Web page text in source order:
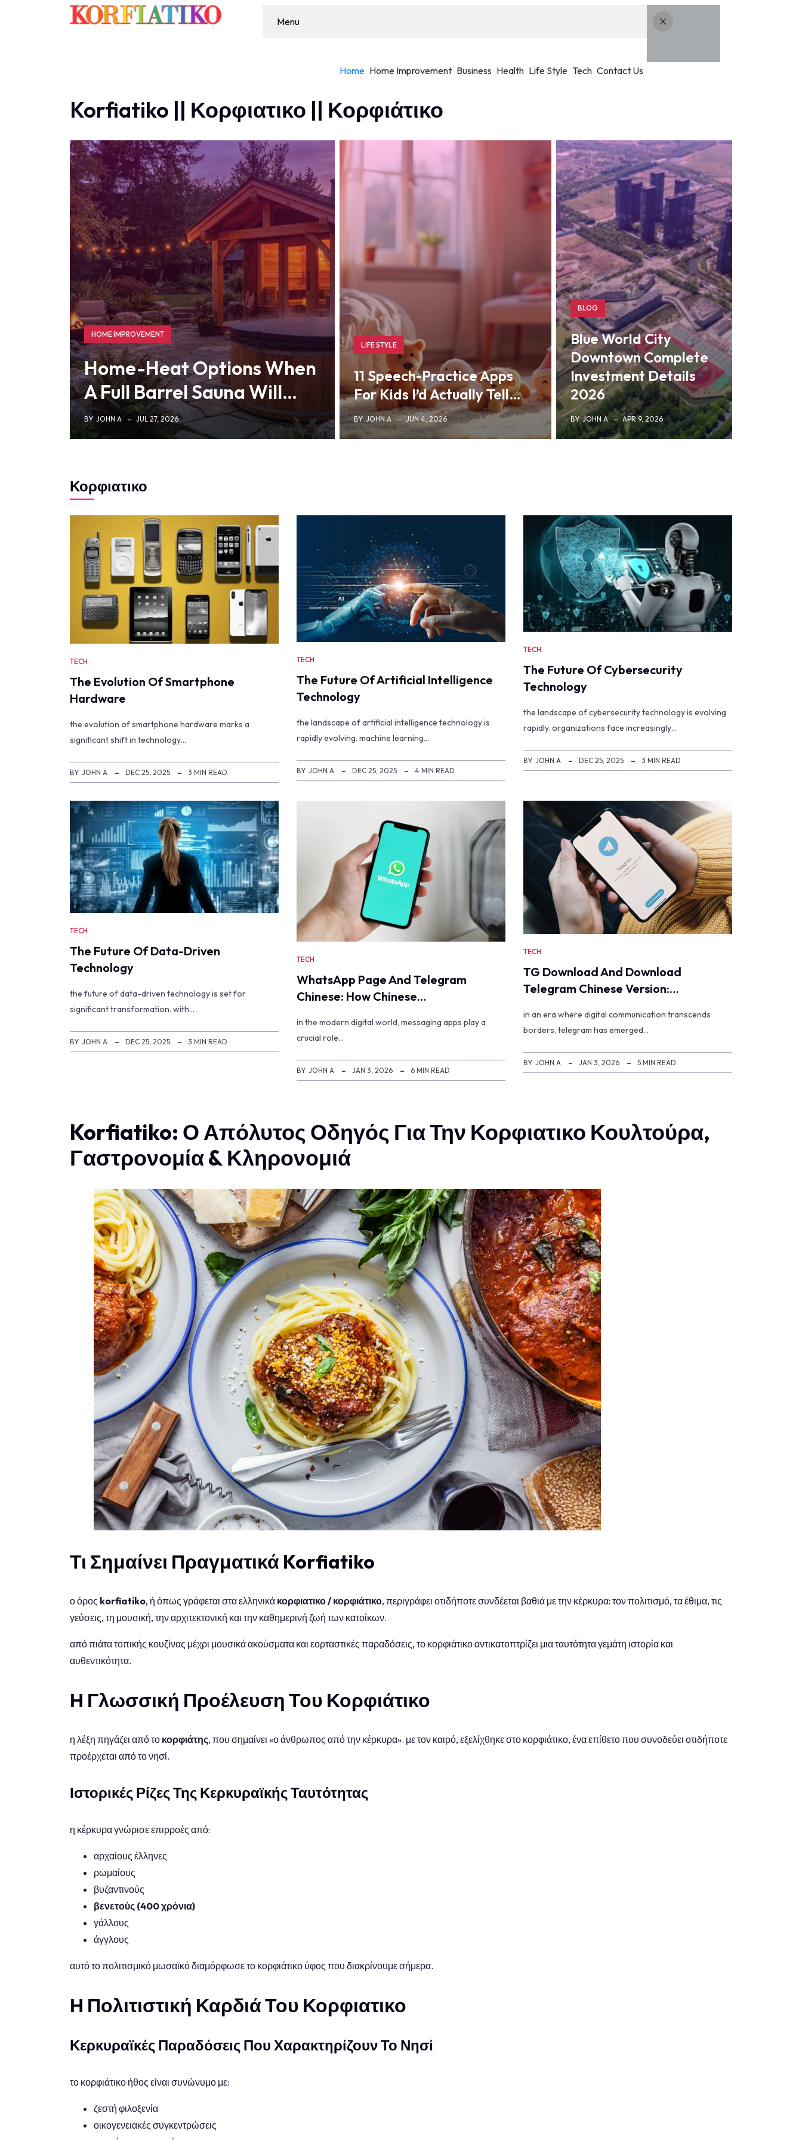
Menu
Home Home Improvement Business Health Life Style Tech Contact Us
Korfiatiko || Κορφιατικο || Κορφιάτικο
HOME IMPROVEMENT
Home-Heat Options When
A Full Barrel Sauna Will…
BY JOHN A JUL 27, 2026
LIFE STYLE
11 Speech-Practice Apps
For Kids I’d Actually Tell…
BY JOHN A JUN 4, 2026
BLOG
Blue World City
Downtown Complete
Investment Details
2026
BY JOHN A APR 9, 2026
Κορφιατικο
TECH
The Evolution Of Smartphone
Hardware
the evolution of smartphone hardware marks a
significant shift in technology…
BY JOHN A DEC 25, 2025 3 MIN READ
TECH
The Future Of Artificial Intelligence
Technology
the landscape of artificial intelligence technology is
rapidly evolving. machine learning…
BY JOHN A DEC 25, 2025 4 MIN READ
TECH
The Future Of Cybersecurity
Technology
the landscape of cybersecurity technology is evolving
rapidly. organizations face increasingly…
BY JOHN A DEC 25, 2025 3 MIN READ
TECH
The Future Of Data-Driven
Technology
the future of data-driven technology is set for
significant transformation. with…
BY JOHN A DEC 25, 2025 3 MIN READ
TECH
WhatsApp Page And Telegram
Chinese: How Chinese…
in the modern digital world, messaging apps play a
crucial role…
BY JOHN A JAN 3, 2026 6 MIN READ
TECH
TG Download And Download
Telegram Chinese Version:…
in an era where digital communication transcends
borders, telegram has emerged…
BY JOHN A JAN 3, 2026 5 MIN READ
Korfiatiko: Ο Απόλυτος Οδηγός Για Την Κορφιατικο Κουλτούρα,
Γαστρονομία & Κληρονομιά
Τι Σημαίνει Πραγματικά Korfiatiko
ο όρος korfiatiko, ή όπως γράφεται στα ελληνικά κορφιατικο / κορφιάτικο, περιγράφει οτιδήποτε συνδέεται βαθιά με την κέρκυρα: τον πολιτισμό, τα έθιμα, τις
γεύσεις, τη μουσική, την αρχιτεκτονική και την καθημερινή ζωή των κατοίκων.
από πιάτα τοπικής κουζίνας μέχρι μουσικά ακούσματα και εορταστικές παραδόσεις, το κορφιάτικο αντικατοπτρίζει μια ταυτότητα γεμάτη ιστορία και
αυθεντικότητα.
Η Γλωσσική Προέλευση Του Κορφιάτικο
η λέξη πηγάζει από το κορφιάτης, που σημαίνει «ο άνθρωπος από την κέρκυρα». με τον καιρό, εξελίχθηκε στο κορφιάτικο, ένα επίθετο που συνοδεύει οτιδήποτε
προέρχεται από το νησί.
Ιστορικές Ρίζες Της Κερκυραϊκής Ταυτότητας
η κέρκυρα γνώρισε επιρροές από:
αρχαίους έλληνες
ρωμαίους
βυζαντινούς
βενετούς (400 χρόνια)
γάλλους
άγγλους
αυτό το πολιτισμικό μωσαϊκό διαμόρφωσε το κορφιάτικο ύφος που διακρίνουμε σήμερα.
Η Πολιτιστική Καρδιά Του Κορφιατικο
Κερκυραϊκές Παραδόσεις Που Χαρακτηρίζουν Το Νησί
το κορφιάτικο ήθος είναι συνώνυμο με:
ζεστή φιλοξενία
οικογενειακές συγκεντρώσεις